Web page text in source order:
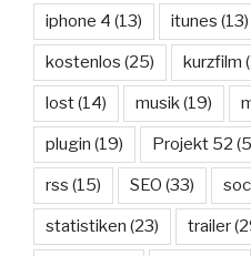
iphone 4 (13) itunes (13)
kostenlos (25) kurzfilm
lost(14) musik(19)
plugin (19) Projekt 52
rss (15) SEO (33)
statistiken (23) trailer